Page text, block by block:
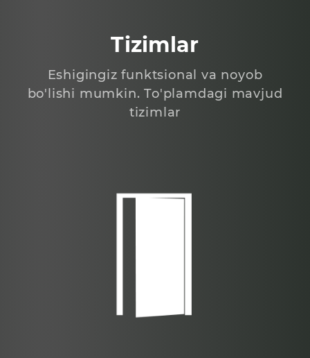
Tizimlar
Eshigingiz funktsional va noyob
bo'lishi mumkin. To'plamdagi mavjud
tizimlar